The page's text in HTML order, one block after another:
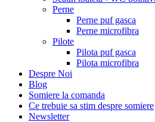
Perne
Perne puf gasca
Perne microfibra
Pilote
Pilota puf gasca
Pilota microfibra
Despre Noi
Blog
Somiere la comanda
Ce trebuie sa stim despre somiere
Newsletter